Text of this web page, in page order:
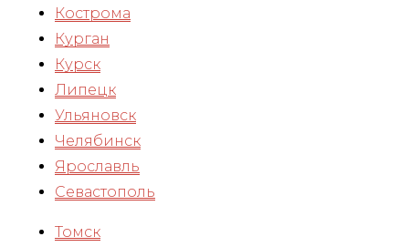
Кострома
Курган
Курск
Липецк
Ульяновск
Челябинск
Ярославль
Севастополь
Томск